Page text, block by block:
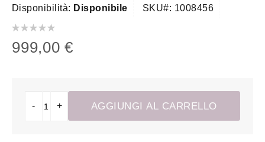
della
galleria
immagini
della
galleria
immagini
Disponibilità: Disponibile SKU
1008456
Valutazione:
999,00 €
+
- AGGIUNGI AL CARRELLO